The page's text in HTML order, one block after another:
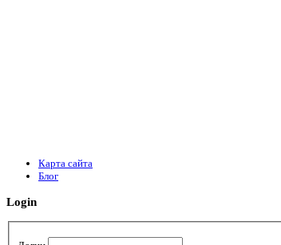
Карта сайта
Блог
Login